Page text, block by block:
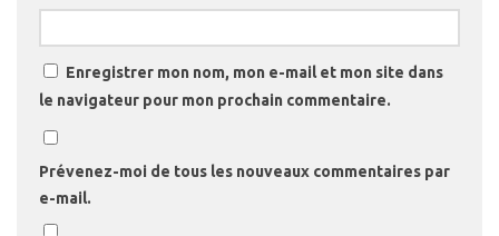
Enregistrer mon nom, mon e-mail et mon site dans
le navigateur pour mon prochain commentaire.
Prévenez-moi de tous les nouveaux commentaires par
e-mail.